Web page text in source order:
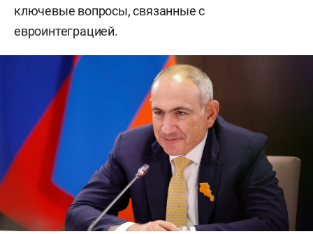
ключевые вопросы, связанные с
евроинтеграцией.